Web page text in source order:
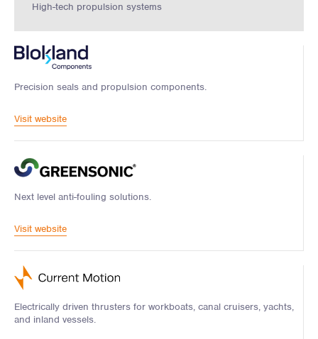
High-tech propulsion systems
Precision seals and propulsion components.
Visit website
Next level anti-fouling solutions.
Visit website
Electrically driven thrusters for workboats, canal cruisers, yachts,
and inland vessels.